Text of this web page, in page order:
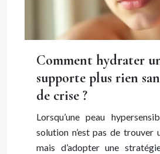
Comment hydrater
supporte plus rien
de crise ?
Lorsqu’une peau
solution n’est pas de trouver
mais d’adopter une